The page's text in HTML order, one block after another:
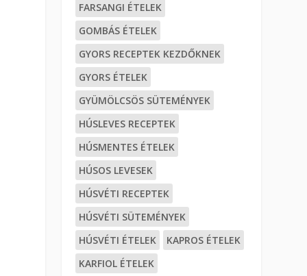
FARSANGI ÉTELEK
GOMBÁS ÉTELEK
GYORS RECEPTEK KEZDŐKNEK
GYORS ÉTELEK
GYÜMÖLCSÖS SÜTEMÉNYEK
HÚSLEVES RECEPTEK
HÚSMENTES ÉTELEK
HÚSOS LEVESEK
HÚSVÉTI RECEPTEK
HÚSVÉTI SÜTEMÉNYEK
HÚSVÉTI ÉTELEK
KAPROS ÉTELEK
KARFIOL ÉTELEK